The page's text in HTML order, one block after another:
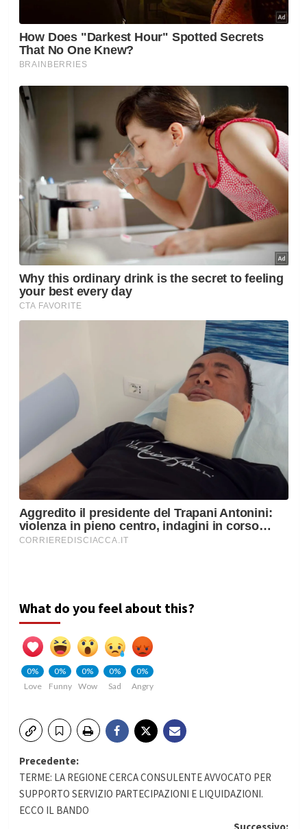
What do you feel about this?
0%
Love
0%
Funny
0%
Wow
0%
Sad
0%
Angry
Navigazione
articolo
Precedente:
TERME: LA REGIONE CERCA CONSULENTE AVVOCATO PER
SUPPORTO SERVIZIO PARTECIPAZIONI E LIQUIDAZIONI.
ECCO IL BANDO